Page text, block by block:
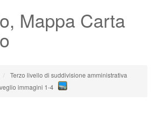
, Mappa Carta
Terzo livello di suddivisione amministrativa
immagini 1-4